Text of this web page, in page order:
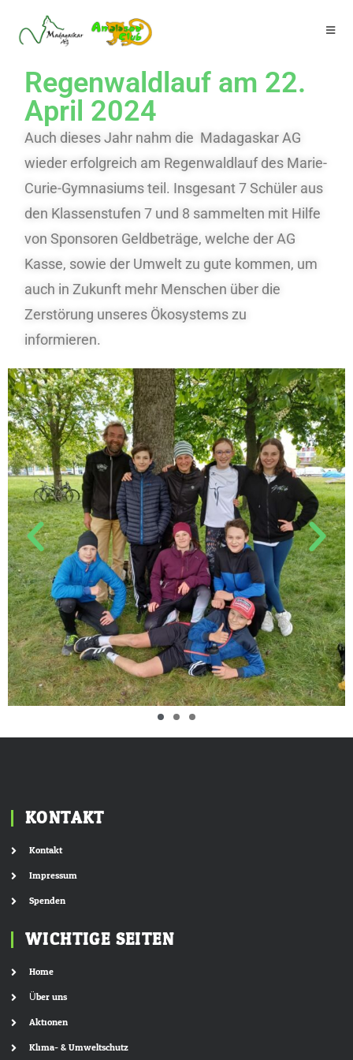
Regenwaldlauf am 22.
April 2024
Auch dieses Jahr nahm die Madagaskar AG
wieder erfolgreich am Regenwaldlauf des Marie-
Curie-Gymnasiums teil. Insgesant 7 Schüler aus
den Klassenstufen 7 und 8 sammelten mit Hilfe
von Sponsoren Geldbeträge, welche der AG
Kasse, sowie der Umwelt zu gute kommen, um
auch in Zukunft mehr Menschen über die
Zerstörung unseres Ökosystems zu
informieren.
KONTAKT
Kontakt
Impressum
Spenden
WICHTIGE SEITEN
Home
Über uns
Aktionen
Klima- & Umweltschutz